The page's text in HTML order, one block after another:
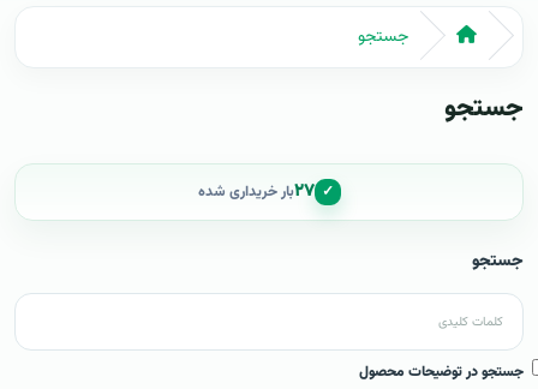
جستجو
جستجو
✓ ۲۷بار خریداری شده
جستجو
جستجو در توضیحات محصول